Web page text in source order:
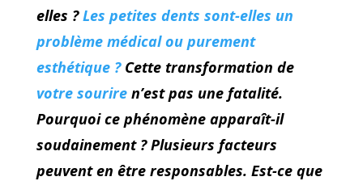
elles ?Les petites dents sont-elles un
problème médical ou purement
esthétique ?Cette transformation de
votre souriren’est pas une fatalité.
Pourquoi ce phénomène apparaît-il
soudainement ? Plusieurs facteurs
peuvent en être responsables. Est-ce que